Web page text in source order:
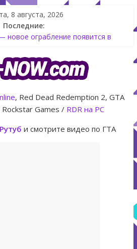
8 августа, 2026
Последние:
новое ограбление появится в
программу Fine Art Collector
GTA 5 Online The Kortz Center Heist
Games Social Club инструкция
Японии для дрифта в GTA Online
, Red Dead Redemption 2, GTA
Rockstar Games / RDR на PC
и смотрите видео по ГТА